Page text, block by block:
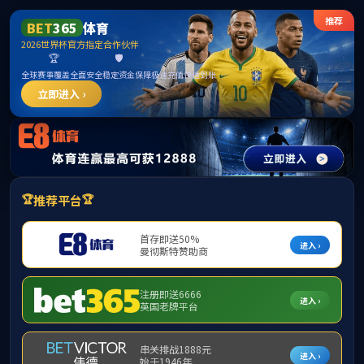
suncitygro
up太阳集
团(中国)-
官方网站
股票代码 300428